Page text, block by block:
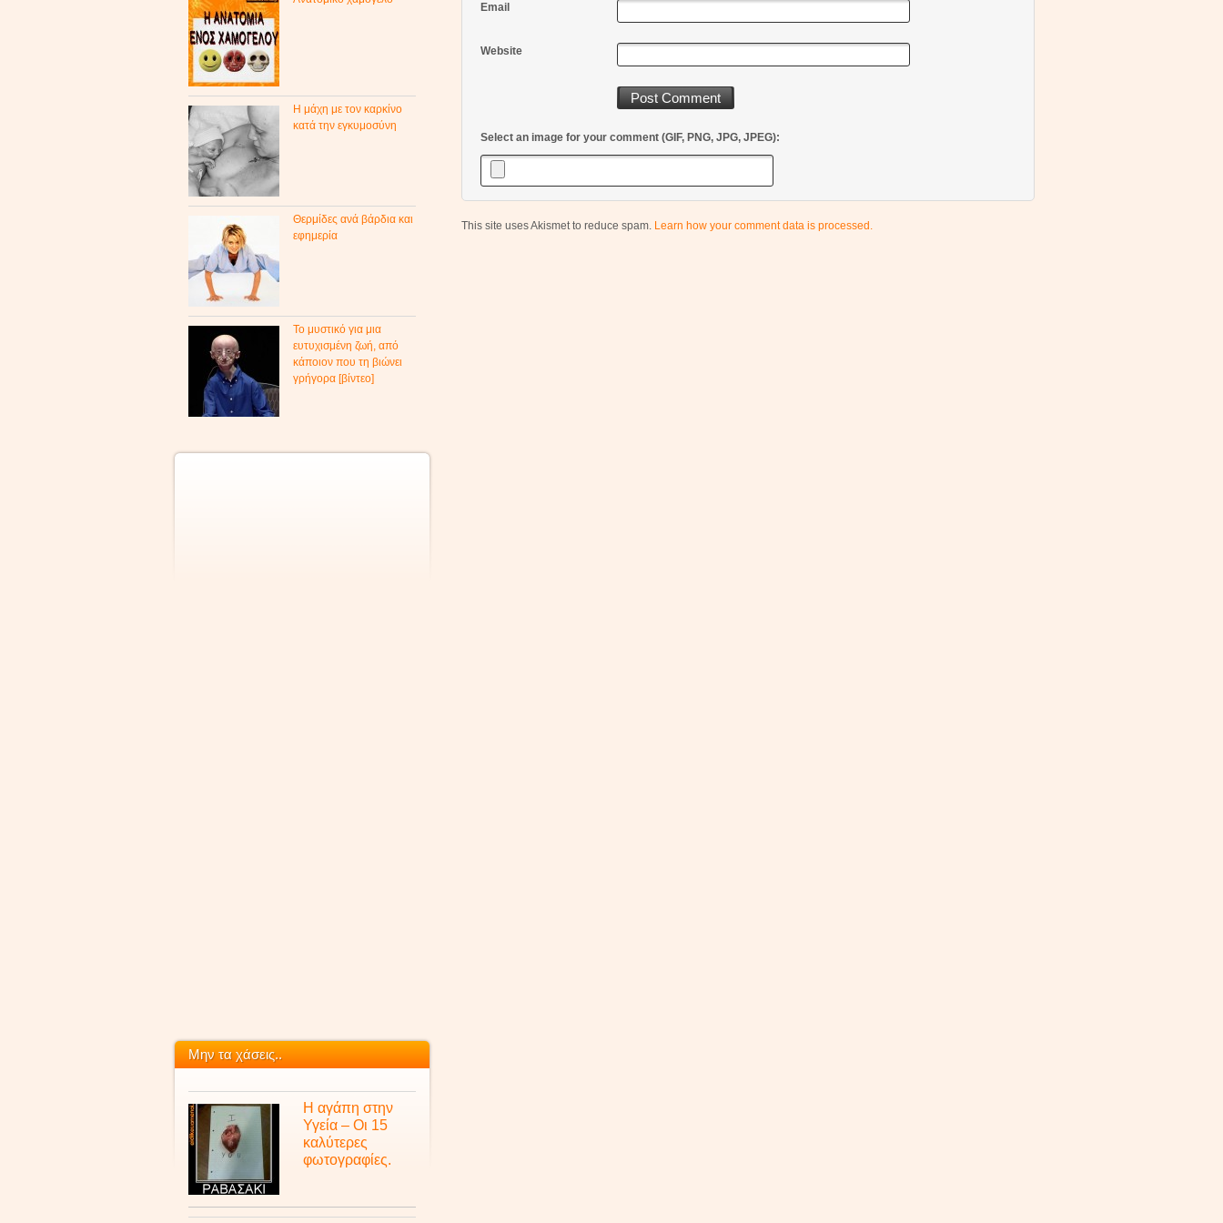
Email
Website
Select an image for your comment (GIF, PNG, JPG, JPEG):
This site uses Akismet to reduce spam. Learn how your comment data is processed.
Η μάχη με τον καρκίνο
κατά την εγκυμοσύνη
Θερμίδες ανά βάρδια και
εφημερία
Το μυστικό για μια
ευτυχισμένη ζωή, από
κάποιον που τη βιώνει
γρήγορα [βίντεο]
Μην τα χάσεις..
Η αγάπη στην
Υγεία – Οι 15
καλύτερες
φωτογραφίες.